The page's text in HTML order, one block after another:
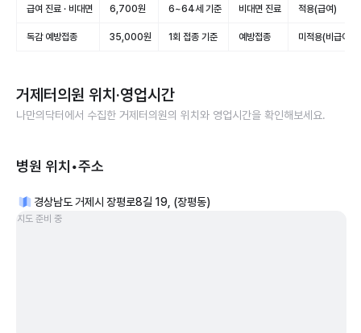
급여 진료 · 비대면 6,700원 6~64세 기준 비대면 진료 적용(급여)
독감 예방접종 35,000원 1회 접종 기준 예방접종 미적용(비급여)
거제터의원 위치·영업시간
나만의닥터에서 수집한 거제터의원의 위치와 영업시간을 확인해보세요.
병원 위치•주소
경상남도 거제시 장평로8길 19, (장평동)
지도 준비 중